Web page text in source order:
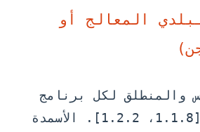
المعالج أو
والمنطلق لكل برنامج
تسميد ناجح [1.1.8، 1.2.2]. الأسمدة